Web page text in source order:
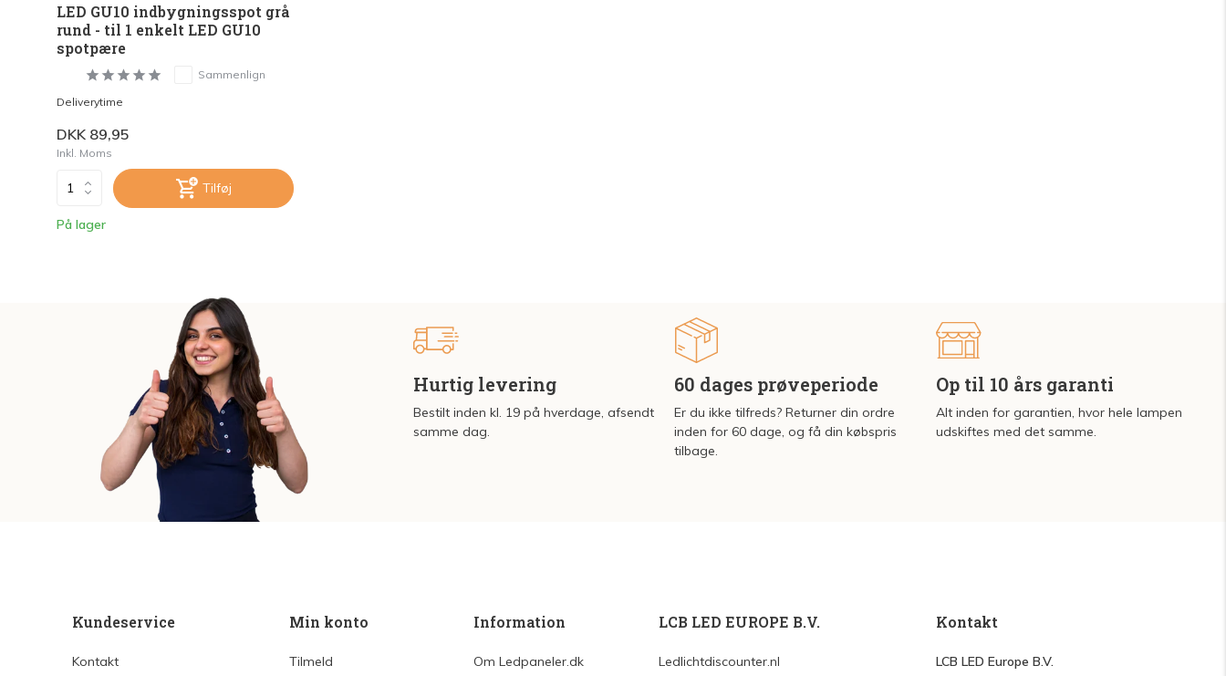
LED GU10 indbygningsspot grå
rund - til 1 enkelt LED GU10
spotpære
Sammenlign
Deliverytime
DKK 89,95
Inkl. Moms
Tilføj
På lager
Hurtig levering
Bestilt inden kl. 19 på hverdage, afsendt
samme dag.
60 dages prøveperiode
Er du ikke tilfreds? Returner din ordre
inden for 60 dage, og få din købspris
tilbage.
Op til 10 års garanti
Alt inden for garantien, hvor hele lampen
udskiftes med det samme.
Kundeservice
Kontakt
Min konto
Tilmeld
Information
Om Ledpaneler.dk
LCB LED EUROPE B.V.
Ledlichtdiscounter.nl
Kontakt
LCB LED Europe B.V.